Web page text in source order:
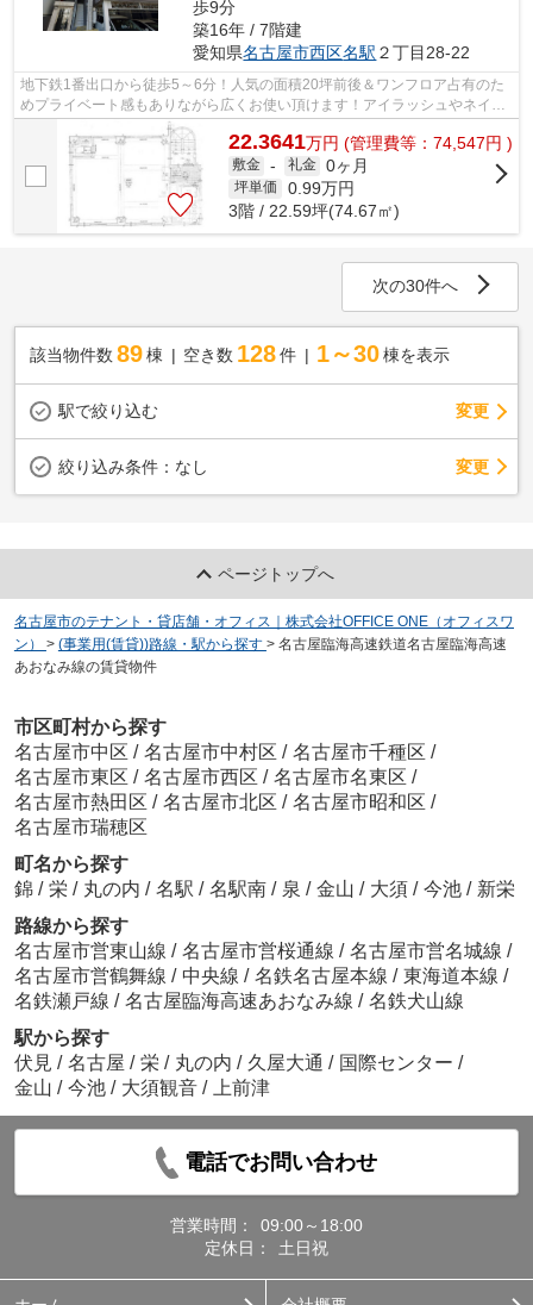
歩9分
築16年 / 7階建
愛知県名古屋市西区名駅 ２丁目28-22
地下鉄1番出口から徒歩5～6分！人気の面積20坪前後＆ワンフロア占有のた
めプライベート感もありながら広くお使い頂けます！アイラッシュやネイル
サロンにおすすめ♪（※1階エントランス...
22.3641万円 (管理費等：74,547円 )
敷金 - 礼金 0ヶ月
坪単価 0.99万円
3階 / 22.59坪(74.67㎡)
次の30件へ
該当物件数 89棟 空き数 128 件 1～30 棟を表示
駅で絞り込む 変更
絞り込み条件： なし 変更
ページトップへ
名古屋市のテナント・貸店舗・オフィス｜株式会社OFFICE ONE（オフィスワ
ン）
> (事業用(賃貸))路線・駅から探す > 名古屋臨海高速鉄道名古屋臨海高速
あおなみ線の賃貸物件
市区町村から探す
名古屋市中区 / 名古屋市中村区 / 名古屋市千種区 /
名古屋市東区 / 名古屋市西区 / 名古屋市名東区 /
名古屋市熱田区 / 名古屋市北区 / 名古屋市昭和区 /
名古屋市瑞穂区
町名から探す
錦 / 栄 / 丸の内 / 名駅 / 名駅南 / 泉 / 金山 / 大須 / 今池 / 新栄
路線から探す
名古屋市営東山線 / 名古屋市営桜通線 / 名古屋市営名城線 /
名古屋市営鶴舞線 / 中央線 / 名鉄名古屋本線 / 東海道本線 /
名鉄瀬戸線 / 名古屋臨海高速あおなみ線 / 名鉄犬山線
駅から探す
伏見 / 名古屋 / 栄 / 丸の内 / 久屋大通 / 国際センター /
金山 / 今池 / 大須観音 / 上前津
電話でお問い合わせ
営業時間：
09:00～18:00
定休日：
土日祝